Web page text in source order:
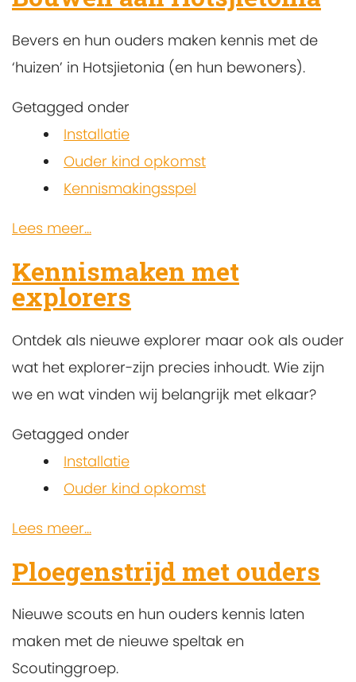
Bevers en hun ouders maken kennis met de
‘huizen’ in Hotsjietonia (en hun bewoners).
Getagged onder
Installatie
Ouder kind opkomst
Kennismakingsspel
Lees meer...
Kennismaken met
explorers
Ontdek als nieuwe explorer maar ook als ouder
wat het explorer-zijn precies inhoudt. Wie zijn
we en wat vinden wij belangrijk met elkaar?
Getagged onder
Installatie
Ouder kind opkomst
Lees meer...
Ploegenstrijd met ouders
Nieuwe scouts en hun ouders kennis laten
maken met de nieuwe speltak en
Scoutinggroep.